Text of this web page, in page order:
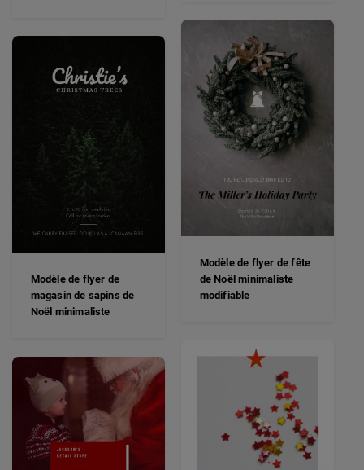
Modèle de flyer de fête
de Noël minimaliste
modifiable
Modèle de flyer de
magasin de sapins de
Noël minimaliste